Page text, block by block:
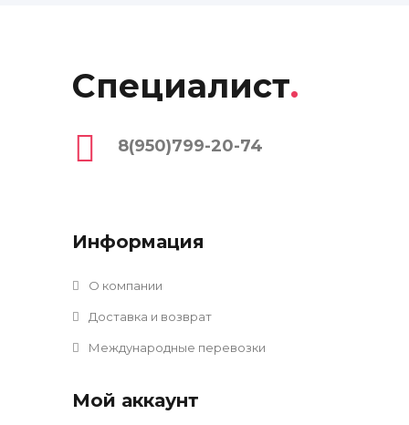
Специалист.
8(950)799-20-74
Информация
О компании
Доставка и возврат
Международные перевозки
Мой аккаунт